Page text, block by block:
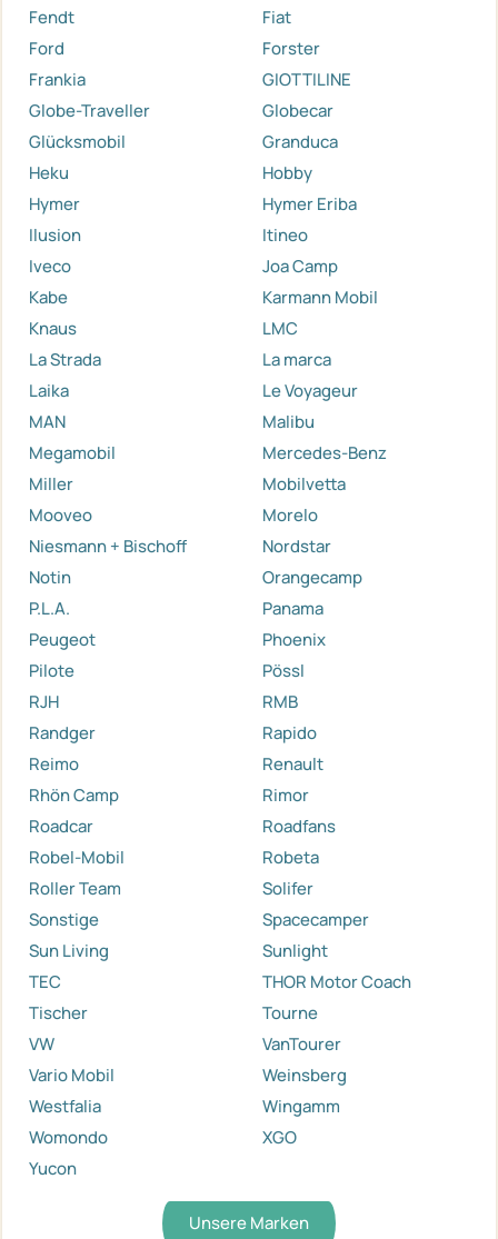
Fendt
Fiat
Ford
Forster
Frankia
GIOTTILINE
Globe-Traveller
Globecar
Glücksmobil
Granduca
Heku
Hobby
Hymer
Hymer Eriba
Ilusion
Itineo
Iveco
Joa Camp
Kabe
Karmann Mobil
Knaus
LMC
La Strada
La marca
Laika
Le Voyageur
MAN
Malibu
Megamobil
Mercedes-Benz
Miller
Mobilvetta
Mooveo
Morelo
Niesmann + Bischoff
Nordstar
Notin
Orangecamp
P.L.A.
Panama
Peugeot
Phoenix
Pilote
Pössl
RJH
RMB
Randger
Rapido
Reimo
Renault
Rhön Camp
Rimor
Roadcar
Roadfans
Robel-Mobil
Robeta
Roller Team
Solifer
Sonstige
Spacecamper
Sun Living
Sunlight
TEC
THOR Motor Coach
Tischer
Tourne
VW
VanTourer
Vario Mobil
Weinsberg
Westfalia
Wingamm
Womondo
XGO
Yucon
Unsere Marken